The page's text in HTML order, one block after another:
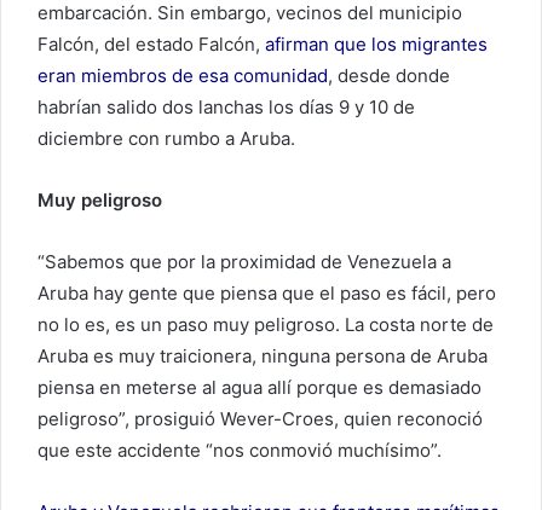
embarcación. Sin embargo, vecinos del municipio
Falcón, del estado Falcón, afirman que los migrantes
eran miembros de esa comunidad, desde donde
habrían salido dos lanchas los días 9 y 10 de
diciembre con rumbo a Aruba.
Muy peligroso
“Sabemos que por la proximidad de Venezuela a
Aruba hay gente que piensa que el paso es fácil, pero
no lo es, es un paso muy peligroso. La costa norte de
Aruba es muy traicionera, ninguna persona de Aruba
piensa en meterse al agua allí porque es demasiado
peligroso”, prosiguió Wever-Croes, quien reconoció
que este accidente “nos conmovió muchísimo”.